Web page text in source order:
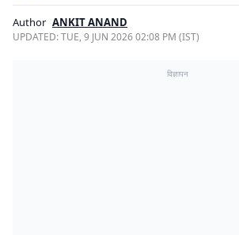
Author ANKIT ANAND
UPDATED:TUE, 9 JUN 2026 02:08 PM (IST)
विज्ञापन